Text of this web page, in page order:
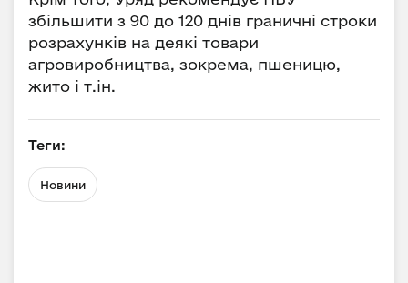
збільшити з 90 до 120 днів граничні строки
розрахунків на деякі товари
агровиробництва, зокрема, пшеницю,
жито і т.ін.
Теги:
Новини